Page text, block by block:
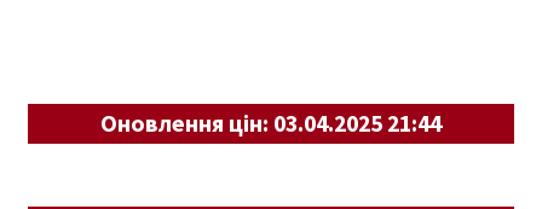
Оновлення цін: 03.04.2025 21:44